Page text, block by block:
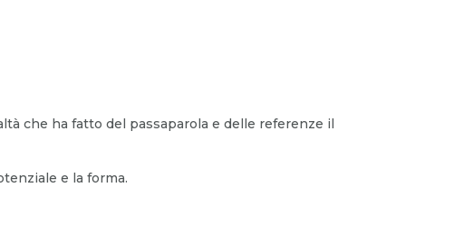
che ha fatto del passaparola e delle referenze il
e la forma.